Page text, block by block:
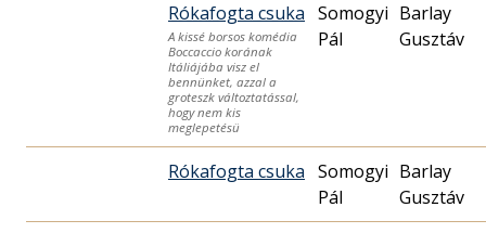
Rókafogta csuka
A kissé borsos komédia
Boccaccio korának
Itáliájába visz el
bennünket, azzal a
groteszk változtatással,
hogy nem kis
meglepetésü
Somogyi
Pál
Barlay
Gusztáv
Rókafogta csuka Somogyi
Pál
Barlay
Gusztáv